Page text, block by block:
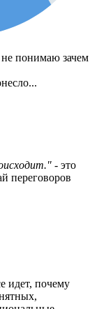
понимаю зачем
- это
переговоров
идет, почему